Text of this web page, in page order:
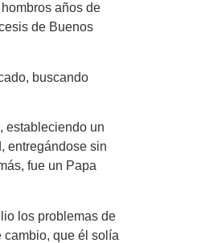
años de
de Buenos
buscando
estableciendo un
entregándose sin
fue un Papa
los problemas de
cambio, que él solía